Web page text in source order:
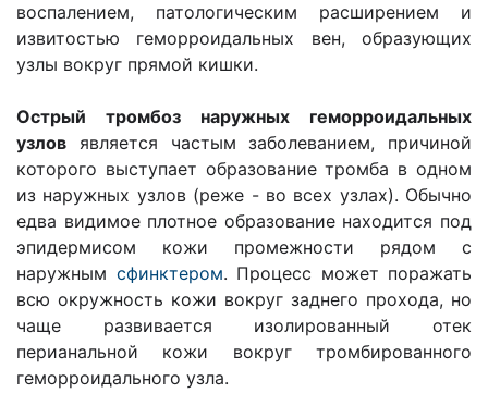
воспалением, патологическим расширением и
извитостью геморроидальных вен, образующих
узлы вокруг прямой кишки.
Острый тромбоз наружных геморроидальных
узлов является частым заболеванием, причиной
которого выступает образование тромба в одном
из наружных узлов (реже - во всех узлах). Обычно
едва видимое плотное образование находится под
эпидермисом кожи промежности рядом с
наружным сфинктером. Процесс может поражать
всю окружность кожи вокруг заднего прохода, но
чаще развивается изолированный отек
перианальной кожи вокруг тромбированного
геморроидального узла.